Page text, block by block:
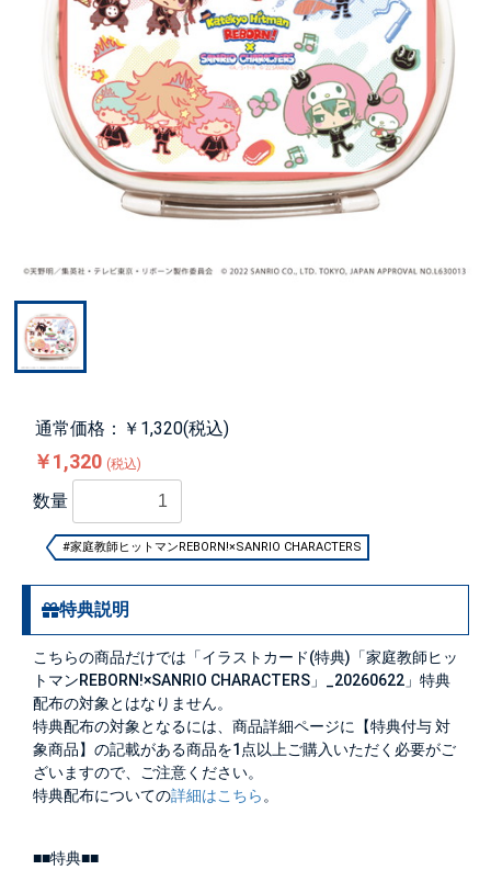
通常価格：￥1,320(税込)
￥1,320 (税込)
数量
#家庭教師ヒットマンREBORN!×SANRIO CHARACTERS
特典説明
こちらの商品だけでは「イラストカード(特典)「家庭教師ヒッ
トマンREBORN!×SANRIO CHARACTERS」_20260622」特典
配布の対象とはなりません。
特典配布の対象となるには、商品詳細ページに【特典付与 対
象商品】の記載がある商品を1点以上ご購入いただく必要がご
ざいますので、ご注意ください。
特典配布についての詳細はこちら 。
■■特典■■